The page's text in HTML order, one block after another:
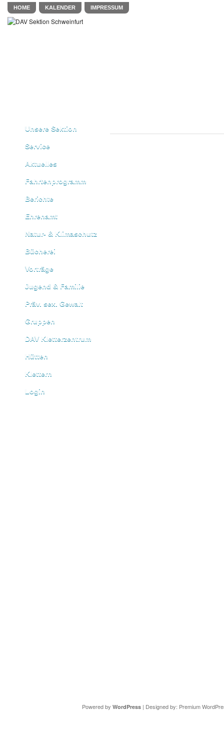
HOME KALENDER IMPRESSUM
Unsere Sektion
Service
Aktuelles
Fahrtenprogramm
Berichte
Ehrenamt
Natur- & Klimaschutz
Bücherei
Vorträge
Jugend & Familie
Präv. sex. Gewalt
Gruppen
DAV Kletterzentrum
Hütten
Klettern
Login
Powered by WordPress| Designed by: Premium